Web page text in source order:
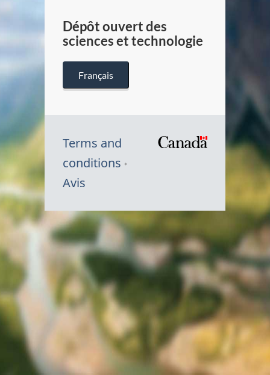
Dépôt ouvert des
sciences et technologie
Français
Terms and
conditions
Avis
Canada